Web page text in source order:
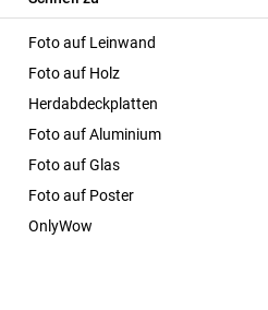
Foto auf Leinwand
Foto auf Holz
Herdabdeckplatten
Foto auf Aluminium
Foto auf Glas
Foto auf Poster
OnlyWow